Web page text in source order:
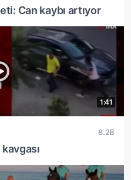
Can kaybı artıyor
1:41
8.2B